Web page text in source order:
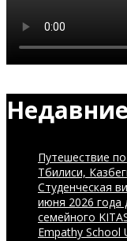
Путешествие
Тбилиси,
Студенческая
июня 2026 года
семейного
Empathy School